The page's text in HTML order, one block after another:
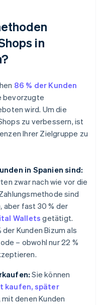
in
86 % der Kunden
bevorzugte
wird. Um die
zu verbessern, ist
Ihrer Zielgruppe zu
in Spanien sind:
zwar nach wie vor die
sind
aber fast 30 % der
Walletsgetätigt.
Kunden Bizum als
– obwohl nur 22 %
Sie können
kaufen, später
denen Kunden